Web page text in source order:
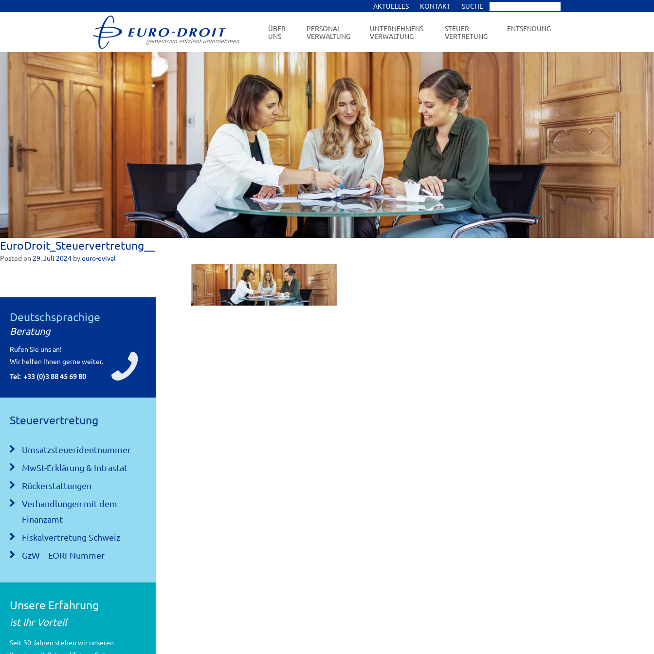
AKTUELLES KONTAKT SUCHE
ÜBER
UNS
PERSONAL-
VERWALTUNG
UNTERNEHMENS-
VERWALTUNG
STEUER-
VERTRETUNG
ENTSENDUNG
EuroDroit_Steuervertretung__
Posted on 29. Juli 2024 byeuro-evival
a
Steuervertretung
Deutschsprachige
Beratung
Rufen Sie uns an!
Wir helfen Ihnen gerne weiter.
Tel: +33 (0)3 88 45 69 80
Steuervertretung
Umsatzsteueridentnummer
MwSt-Erklärung & Intrastat
Rückerstattungen
Verhandlungen mit dem
Finanzamt
Fiskalvertretung Schweiz
GzW – EORI-Nummer
Unsere Erfahrung
ist Ihr Vorteil
Seit 30 Jahren stehen wir unseren